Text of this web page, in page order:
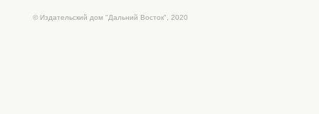
© Издательский дом "Дальний Восток", 2020